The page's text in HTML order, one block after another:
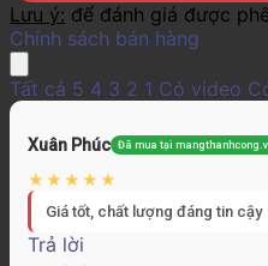
Lưu ý: để đánh giá được
Chính sách bán hàng
Tất cả 5 4 3 2 1 Có video
Xuân Phúc Đã mua tại
Giá tốt, chất lượng đáng tin cậy
Trả lời